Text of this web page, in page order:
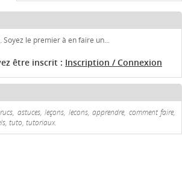
le premier à en faire un...
être inscrit : Inscription / Connexion
astuces, leçons, lecons, apprendre, comment faire,
tuto, tutoriaux.